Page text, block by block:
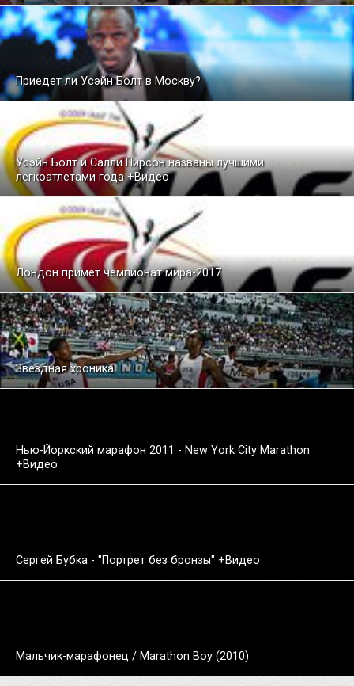
Приедет ли Усэйн Болт в Москву?
Усэйн Болт и Салли Пирсон названы лучшими
легкоатлетами года +Видео
Лондон примет чемпионат мира-2017
Звездная хроника
Нью-Йоркский марафон 2011 - New York City Marathon
+Видео
Сергей Бубка - "Портрет без бронзы" +Видео
Мальчик-марафонец / Marathon Boy (2010)